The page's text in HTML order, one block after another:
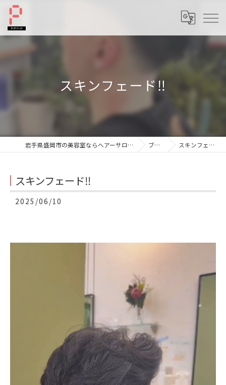
スキンフェード‼️
岩手県盛岡市の美容室ならへアーサロンポプラル ブログ スキンフェード‼️
スキンフェード‼️
2025/06/10